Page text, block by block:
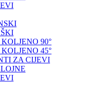
90°
45°
ZA CIJEVI